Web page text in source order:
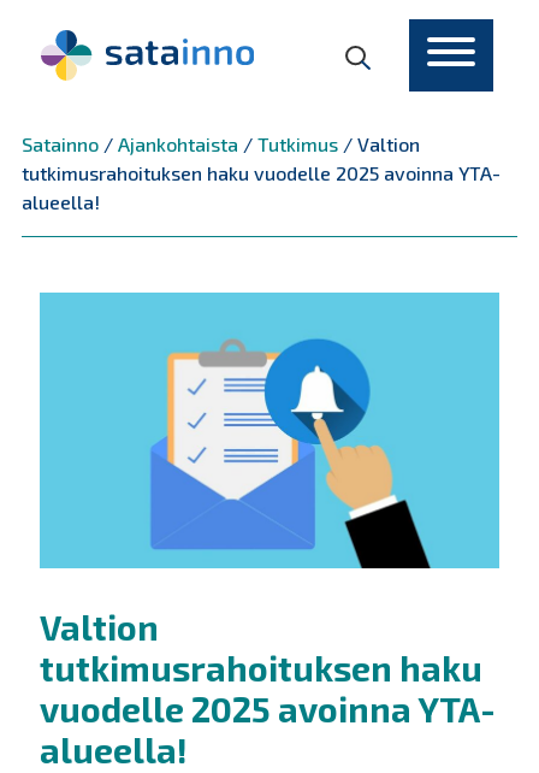
Satainno/ Ajankohtaista / Tutkimus/ Valtion
tutkimusrahoituksen haku vuodelle 2025 avoinna YTA-
alueella!
Valtion
tutkimusrahoituksen haku
vuodelle 2025 avoinna YTA-
alueella!